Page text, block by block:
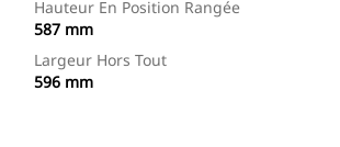
Hauteur En Position Rangée
587 mm
Largeur Hors Tout
596 mm